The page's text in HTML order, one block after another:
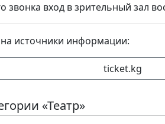
звонка вход в зрительный зал
источники информации:
ticket.kg
«Театр»